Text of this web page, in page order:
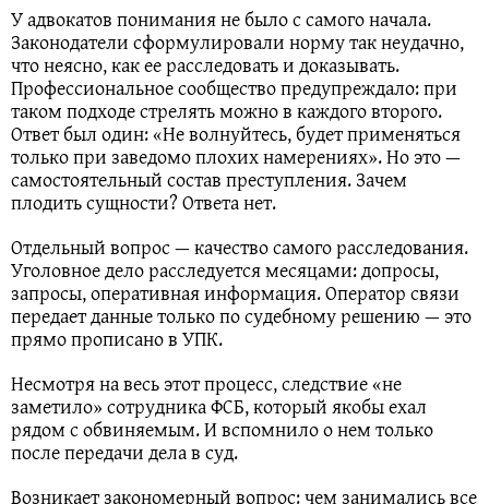
У адвокатов понимания не было с самого начала.
Законодатели сформулировали норму так неудачно,
что неясно, как ее расследовать и доказывать.
Профессиональное сообщество предупреждало: при
таком подходе стрелять можно в каждого второго.
Ответ был один: «Не волнуйтесь, будет применяться
только при заведомо плохих намерениях». Но это —
самостоятельный состав преступления. Зачем
плодить сущности? Ответа нет.
Отдельный вопрос — качество самого расследования.
Уголовное дело расследуется месяцами: допросы,
запросы, оперативная информация. Оператор связи
передает данные только по судебному решению — это
прямо прописано в УПК.
Несмотря на весь этот процесс, следствие «не
заметило» сотрудника ФСБ, который якобы ехал
рядом с обвиняемым. И вспомнило о нем только
после передачи дела в суд.
Возникает закономерный вопрос: чем занимались все